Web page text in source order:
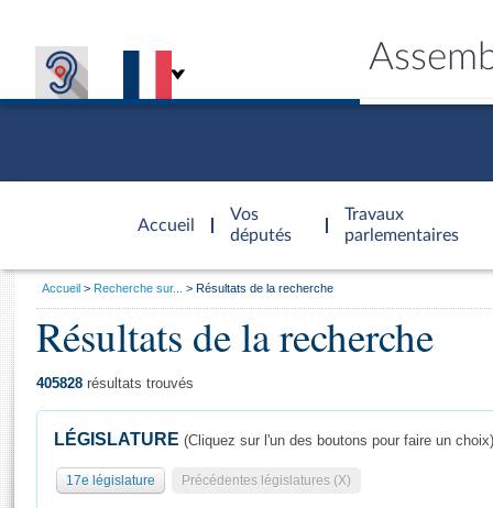
Accueil
d'accueil
Vos
députés
Travaux
parlementaires
Général
Vous
Accueil Recherche sur... Résultats de la recherche
Résultats de la recherche
405828 résultats trouvés
LÉGISLATURE (Cliquez sur l'un des boutons pour faire un choix)
17e législature Précédentes législatures (X)